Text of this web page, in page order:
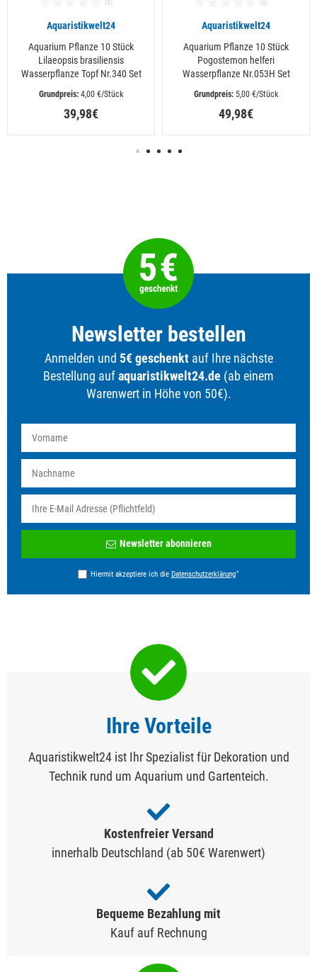
Aquaristikwelt24
Aquarium Pflanze 10 Stück
Lilaeopsis brasiliensis
Wasserpflanze Topf Nr.340 Set
4,00 €/Stück
39,98€
Aquaristikwelt24
Aquarium Pflanze 10 Stück
Pogostemon helferi
Wasserpflanze Nr.053H Set
5,00 €/Stück
49,98€
Newsletter bestellen
Anmelden und 5€ geschenktauf Ihre nächste
Bestellung aufaquaristikwelt24.de (ab einem
Warenwert in Höhe von 50€).
Newsletter abonnieren
Hiermit akzeptiere ich die Daten­schutz­erklärung*
Ihre Vorteile
Aquaristikwelt24 ist Ihr Spezialist für Dekoration und
Technik rund um Aquarium und Gartenteich.
Kostenfreier Versand
innerhalb Deutschland (ab 50€ Warenwert)
Bequeme Bezahlung mit
Kauf auf Rechnung